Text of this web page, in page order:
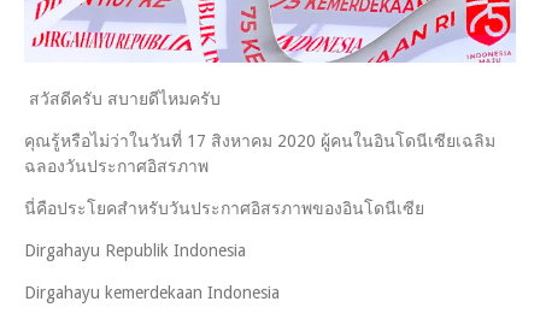
สวัสดีครับ สบายดีไหมครับ
คุณรู้หรือไม่ว่าในวันที่ 17 สิงหาคม 2020 ผู้คนในอินโดนีเซียเฉลิม
ฉลองวันประกาศอิสรภาพ
นี่คือประโยคสำหรับวันประกาศอิสรภาพของอินโดนีเซีย
Dirgahayu Republik Indonesia
Dirgahayu kemerdekaan Indonesia